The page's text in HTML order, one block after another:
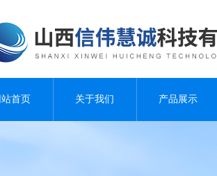
站首页 关于我们 产品展示